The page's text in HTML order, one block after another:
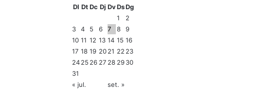
Dl Dt Dc Dj DvDsDg
1
2
3
4 5 6 7 8
9
10 11 12 13 14 15 16
17 18 19 2021 22 23
2425 26 27 28 2930
31
« jul.
set. »